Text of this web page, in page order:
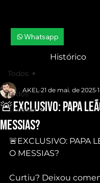
Whatsapp
Histórico
Todos
Snooker X
Todos
🚨EXCLUSIVO: PAPA
MESSIAS?
AKEL 21 de mai. de 2025
🚨EXCLUSIVO: PAPA
O MESSIAS?
Curtiu? Deixou